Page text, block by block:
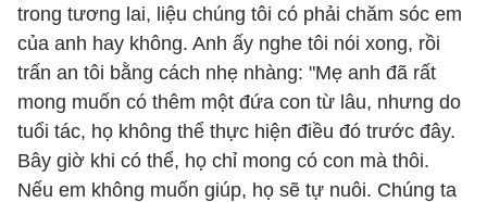
trong tương lai, liệu chúng tôi có phải chăm sóc em
của anh hay không. Anh ấy nghe tôi nói xong, rồi
trấn an tôi bằng cách nhẹ nhàng: "Mẹ anh đã rất
mong muốn có thêm một đứa con từ lâu, nhưng do
tuổi tác, họ không thể thực hiện điều đó trước đây.
Bây giờ khi có thể, họ chỉ mong có con mà thôi.
Nếu em không muốn giúp, họ sẽ tự nuôi. Chúng ta